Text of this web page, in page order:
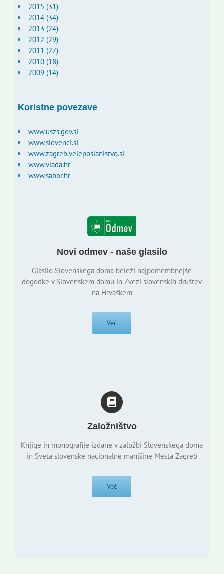
2015 (31)
2014 (34)
2013 (24)
2012 (29)
2011 (27)
2010 (18)
2009 (14)
Koristne povezave
www.uszs.gov.si
www.slovenci.si
www.zagreb.veleposlanistvo.si
www.vlada.hr
www.sabor.hr
Novi odmev - naše glasilo
Glasilo Slovenskega doma beleži najpomembnejše
dogodke v Slovenskem domu in Zvezi slovenskih društev
na Hrvaškem
Več
Založništvo
Knjige in monografije izdane v založbi Slovenskega doma
in Sveta slovenske nacionalne manjšine Mesta Zagreb
Več